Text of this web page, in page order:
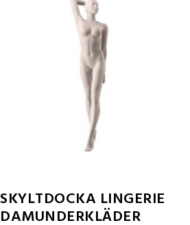
SKYLTDOCKA LINGERIE
DAMUNDERKLÄDER